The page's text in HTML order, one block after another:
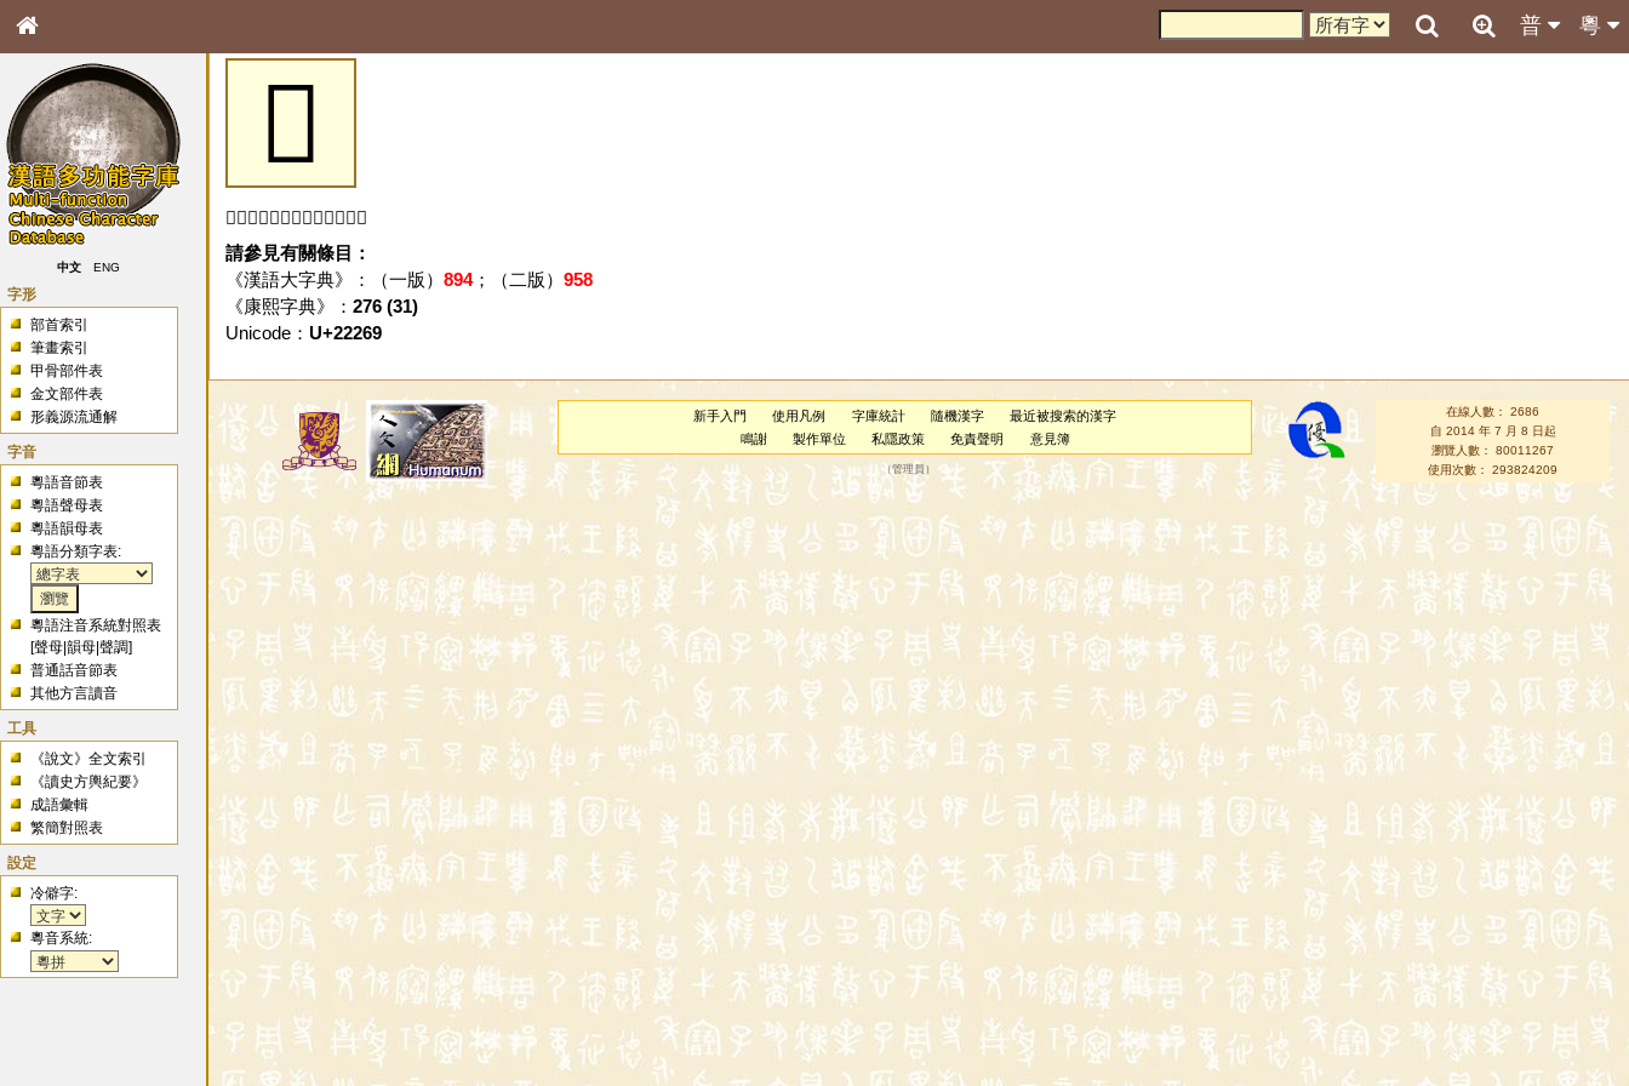
粵
普
中文 ENG
字形
部首索引
筆畫索引
甲骨部件表
金文部件表
形義源流通解
字音
粵語音節表
粵語聲母表
粵語韻母表
粵語分類字表:
粵語注音系統對照表
[聲母 |韻母 |聲調]
普通話音節表
其他方言讀音
工具
《說文》全文索引
《讀史方輿紀要》
成語彙輯
繁簡對照表
設定
冷僻字:
粵音系統:
𢉩
「𢉩」字未收錄於本資料庫。
請參見有關條目：
《漢語大字典》：（一版） 894；（二版） 958
《康熙字典》： 276 (31)
Unicode： U+22269
新手入門 使用凡例 字庫統計 隨機漢字
最近被搜索的漢字
鳴謝
製作單位 私隱政策 免責聲明 意見簿
（管理員 ）
在線人數： 2686
自 2014 年 7 月 8 日起
瀏覽人數： 80011267
使用次數： 293824209